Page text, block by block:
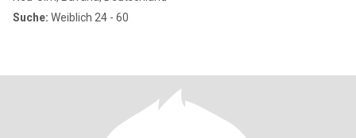
Suche: Weiblich 24 - 60